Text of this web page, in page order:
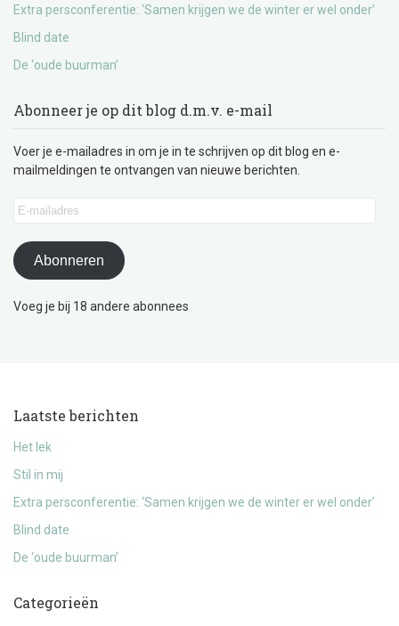
Extra persconferentie: ‘Samen krijgen we de winter er wel onder’
Blind date
De ‘oude buurman’
Abonneer je op dit blog d.m.v. e-mail
Voer je e-mailadres in om je in te schrijven op dit blog en e-
mailmeldingen te ontvangen van nieuwe berichten.
E-
Abonneren
Voeg je bij 18 andere abonnees
Laatste berichten
Het lek
Stil in mij
Extra persconferentie: ‘Samen krijgen we de winter er wel onder’
Blind date
De ‘oude buurman’
Categorieën